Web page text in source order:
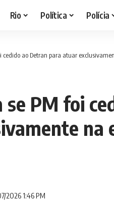
Rio Política Polícia
cedido ao Detran para atuar
se PM foi
na
2026 1:46 PM